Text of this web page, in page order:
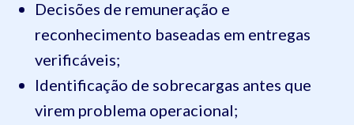
Decisões de remuneração e
reconhecimento baseadas em entregas
verificáveis;
Identificação de sobrecargas antes que
virem problema operacional;